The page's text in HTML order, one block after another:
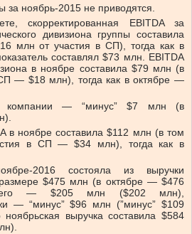
за ноябрь-2015 не приводятся.
скорректированная EBITDA за
дивизиона группы составила
млн от участия в СП), тогда как в
составлял $73 млн. EBITDA
в ноябре составила $79 млн (в
— $18 млн), тогда как в октябре —
компании — “минус” $7 млн (в
в ноябре составила $112 млн (в том
в СП — $34 млн), тогда как в
2016 состояла из выручки
$475 млн (в октябре — $476
— $205 млн ($202 млн),
— “минус” $96 млн (”минус” $109
выручка составила $584